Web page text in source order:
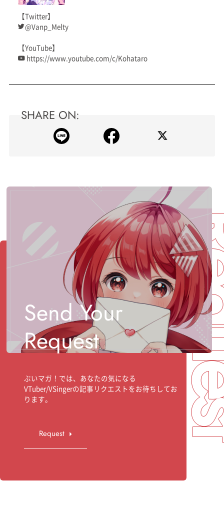
【Twitter】
@Vanp_Melty
【YouTube】
https://www.youtube.com/c/Kohataro
SHARE ON:
Send Your
Request
ぶいマガ！では、あなたの気になる
VTuber/VSingerの記事リクエストをお待ちしてお
ります。
Request